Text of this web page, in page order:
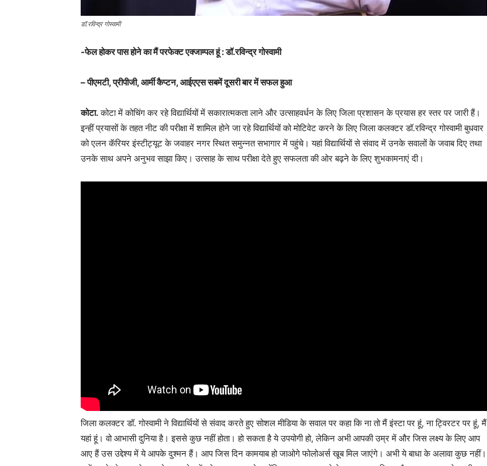
डॉ.रविन्द्र गोस्वामी
-फेल होकर पास होने का मैं परफेक्ट एक्जाम्पल हूं : डॉ.रविन्द्र गोस्वामी
– पीएमटी, प्रीपीजी, आर्मी कैप्टन, आईएएस सबमें दूसरी बार में सफल हुआ
कोटा.कोटा में कोचिंग कर रहे विद्यार्थियों में सकारात्मकता लाने और उत्साहवर्धन के लिए जिला प्रशासन के प्रयास हर स्तर पर जारी हैं।
इन्हीं प्रयासों के तहत नीट की परीक्षा में शामिल होने जा रहे विद्यार्थियों को मोटिवेट करने के लिए जिला कलक्टर डॉ.रविन्द्र गोस्वामी बुधवार
को एलन कॅरियर इंस्टीट्यूट के जवाहर नगर स्थित समुन्नत सभागार में पहुंचे। यहां विद्यार्थियों से संवाद में उनके सवालों के जवाब दिए तथा
उनके साथ अपने अनुभव साझा किए। उत्साह के साथ परीक्षा देते हुए सफलता की ओर बढ़ने के लिए शुभकामनाएं दी।
जिला कलक्टर डॉ. गोस्वामी ने विद्यार्थियों से संवाद करते हुए सोशल मीडिया के सवाल पर कहा कि ना तो मैं इंस्टा पर हूं, ना ट्विरटर पर हूं, मैं
यहां हूं। वो आभासी दुनिया है। इससे कुछ नहीं होता। हो सकता है ये उपयोगी हो, लेकिन अभी आपकी उम्र में और जिस लक्ष्य के लिए आप
आए हैं उस उद्देश्य में ये आपके दुश्मन हैं। आप जिस दिन कामयाब हो जाओगे फोलोअर्स खूब मिल जाएंगे। अभी ये बाधा के अलावा कुछ नहीं।